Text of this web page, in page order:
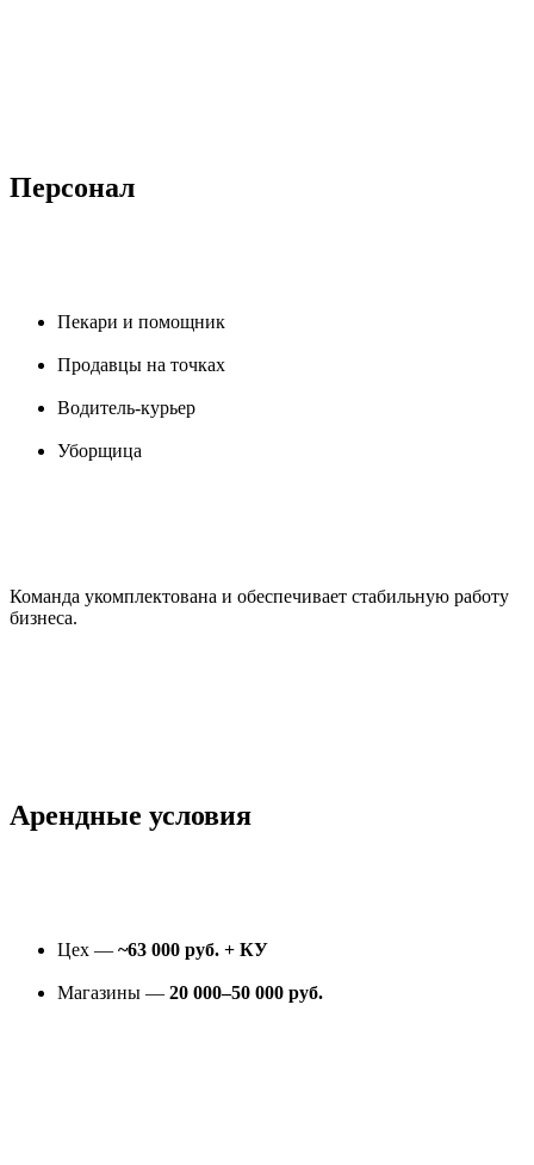
Персонал
Пекари и помощник
Продавцы на точках
Водитель-курьер
Уборщица
Команда укомплектована и обеспечивает стабильную работу
бизнеса.
Арендные условия
Цех — ~63 000 руб. + КУ
Магазины — 20 000–50 000 руб.